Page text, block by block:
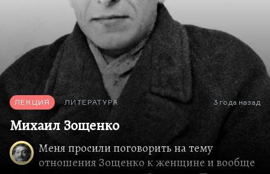
— жанр самый оперативный, и сразу появляются
сразу пьесы великие, потому что театр — это
средство агитации. А поэзия, как вы понимаете,
на газетной странице зовет на борьбу с врагом,
напоминает о доме, о высоких исторических…
ЛЕКЦИЯ ЛИТЕРАТУРА 3 года назад
Михаил Зощенко
Меня просили поговорить на тему
отношения Зощенко к женщине и вообще